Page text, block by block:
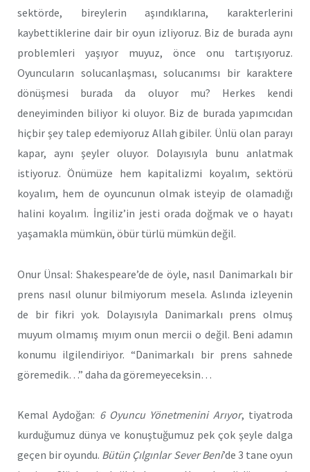
sektörde, bireylerin aşındıklarına, karakterlerini
kaybettiklerine dair bir oyun izliyoruz. Biz de burada aynı
problemleri yaşıyor muyuz, önce onu tartışıyoruz.
Oyuncuların solucanlaşması, solucanımsı bir karaktere
dönüşmesi burada da oluyor mu? Herkes kendi
deneyiminden biliyor ki oluyor. Biz de burada yapımcıdan
hiçbir şey talep edemiyoruz Allah gibiler. Ünlü olan parayı
kapar, aynı şeyler oluyor. Dolayısıyla bunu anlatmak
istiyoruz. Önümüze hem kapitalizmi koyalım, sektörü
koyalım, hem de oyuncunun olmak isteyip de olamadığı
halini koyalım. İngiliz’in jesti orada doğmak ve o hayatı
yaşamakla mümkün, öbür türlü mümkün değil.
Onur Ünsal: Shakespeare’de de öyle, nasıl Danimarkalı bir
prens nasıl olunur bilmiyorum mesela. Aslında izleyenin
de bir fikri yok. Dolayısıyla Danimarkalı prens olmuş
muyum olmamış mıyım onun mercii o değil. Beni adamın
konumu ilgilendiriyor. “Danimarkalı bir prens sahnede
göremedik…” daha da göremeyeceksin…
Kemal Aydoğan: 6 Oyuncu Yönetmenini Arıyor, tiyatroda
kurduğumuz dünya ve konuştuğumuz pek çok şeyle dalga
geçen bir oyundu. Bütün Çılgınlar Sever Beni’de 3 tane oyun